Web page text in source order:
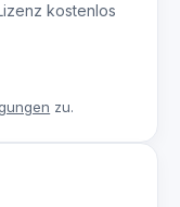
kostenlos
zu.